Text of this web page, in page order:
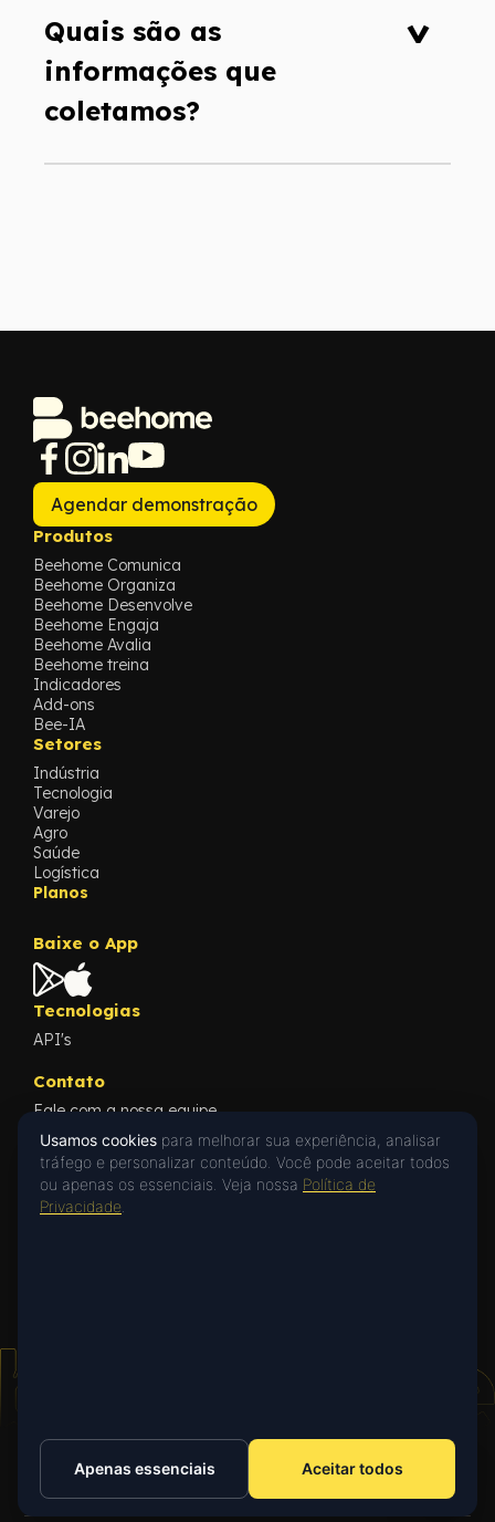
Quais são as
informações que
coletamos?
Agendar demonstração
Produtos
Beehome Comunica
Beehome Organiza
Beehome Desenvolve
Beehome Engaja
Beehome Avalia
Beehome treina
Indicadores
Add-ons
Bee-IA
Setores
Indústria
Tecnologia
Varejo
Agro
Saúde
Logística
Planos
Baixe o App
Tecnologias
API's
Contato
Fale com a nossa equipe
Conteúdos
Blog
Cases
What's New
Privacidade
Usamos cookies para melhorar sua experiência, analisar
tráfego e personalizar conteúdo. Você pode aceitar todos
ou apenas os essenciais. Veja nossa Política de
Privacidade
Apenas essenciais Aceitar todos